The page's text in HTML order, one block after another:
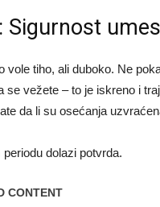
Sigurnost
vole tiho, ali duboko. Ne
se vežete – to je iskreno i
da li su osećanja
periodu dolazi potvrda.